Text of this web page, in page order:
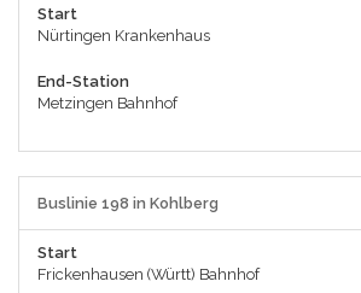
Start
Nürtingen Krankenhaus
End-Station
Metzingen Bahnhof
Buslinie 198 in Kohlberg
Start
Frickenhausen (Württ) Bahnhof